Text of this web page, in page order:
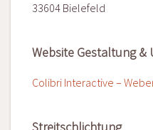
33604 Bielefeld
Website Gestaltung &
Colibri Interactive –